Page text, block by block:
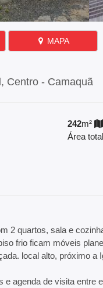
MAPA
, Centro - Camaquã
242m²
Área total
2 quartos, sala e
frio ficam móveis
local alto, próximo a
e agenda de visita entre